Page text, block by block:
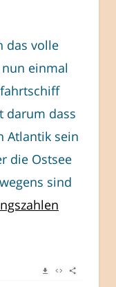
das volle
einmal
darum dass
Atlantik sein
die Ostsee
sind